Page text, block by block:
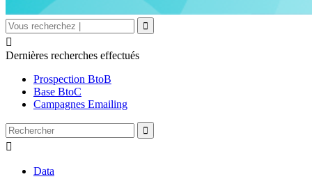

Dernières recherches effectués
Prospection BtoB
Base BtoC
Campagnes Emailing

Data